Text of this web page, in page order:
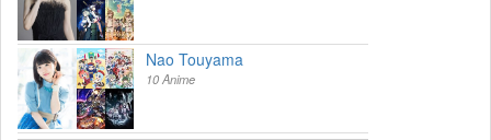
Nao Touyama
10 Anime